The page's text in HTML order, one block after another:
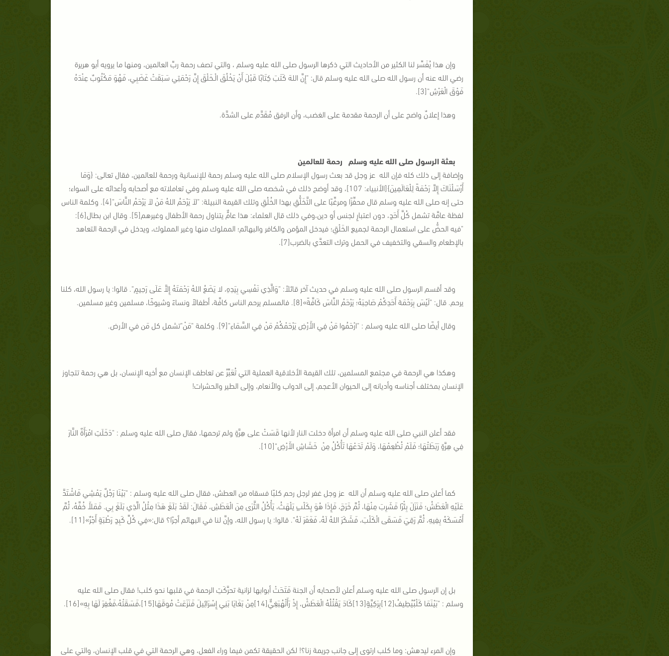
وإن هذا يُفَسِّر لنا الكثير من الأحاديث التي ذكرها الرسول صلى الله عليه وسلم ، والتي تصف رحمة ربِّ العالمين، ومنها ما يرويه أبو هريرة
رضي الله عنه أن رسول الله صلى الله عليه وسلم قال: "إِنَّ اللهَ كَتَبَ كِتَابًا قَبْلَ أَنْ يَخْلُقَ الْـخَلْقَ ‏إِنَّ رَحْمَتِي سَبَقَتْ غَضَبِي، فَهُوَ مَكْتُوبٌ عِنْدَهُ
فَوْقَ الْعَرْشِ"[3].
وهذا إعلانٌ واضح على أن الرحمة مقدمة على الغضب، وأن الرفق مُقَدَّم على الشدَّة.
بعثة الرسول صلى الله عليه وسلم رحمة للعالمين
وإضافة إلى ذلك كله فإن الله عز وجل قد بعث رسول الإسلام صلى الله عليه وسلم رحمة للإنسانية ورحمة للعالمين، فقال تعالى: {وَمَا
أَرْسَلْنَاكَ إِلاَّ رَحْمَةً لِلْعَالَمِينَ}[الأنبياء: 107]، وقد أوضح ذلك في شخصه صلى الله عليه وسلم وفي تعاملاته مع أصحابه وأعدائه على السواء؛
حتى إنه صلى الله عليه وسلم قال محفِّزًا ومرغِّبًا على التَّخَلُّقِ بهذا الخُلُقِ وتلك القيمة النبيلة: "لاَ يَرْحَمُ اللهُ مَنْ لاَ يَرْحَمُ النَّاسَ"[4]. وكلمة الناس
لفظة عامَّة تشمل كُلَّ أَحَدٍ، دون اعتبارٍ لجنس أو دين،وفي ذلك قال العلماء: هذا عامٌّ يتناول رحمة الأطفال وغيرهم[5]. وقال ابن بطال[6]:
"فيه الحضُّ على استعمال الرحمة لجميع الخَلْقِ؛ فيدخل المؤمن والكافر والبهائم؛ المملوك منها وغير المملوك، ويدخل في الرحمة التعاهد
بالإطعام والسقي والتخفيف في الحمل وترك التعدَّي بالضرب[7].
وقد أقسم الرسول صلى الله عليه وسلم في حديث آخر قائلاً: "وَالَّذِي نَفْسِي بِيَدِهِ، لا يَضَعُ اللهُ رَحْمَتَهُ إِلاَّ عَلَى رَحِيمٍ". قالوا: يا رسول الله، كلنا
يرحم. قال: "لَيْسَ بِرَحْمَة أَحَدِكُمْ صَاحِبَهُ؛ يَرْحَمُ النَّاسَ كَافَّةً»[8]. فالمسلم يرحم الناس كافَّة، أطفالاً ونساءً وشيوخًا، مسلمين وغير مسلمين.
وقال أيضًا صلى الله عليه وسلم : "ارْحَمُوا مَنْ فِي الأَرْضِ يَرْحَمْكُمْ مَنْ فِي السَّمَاءِ"[9]. وكلمة "مَنْ"تشمل كل مَن في الأرض.
وهكذا هي الرحمة في مجتمع المسلمين، تلك القيمة الأخلاقية العملية التي تُعَبِّرُ عن تعاطف الإنسان مع أخيه الإنسان، بل هي رحمة تتجاوز
الإنسان بمختلف أجناسه وأديانه إلى الحيوان الأعجم، إلى الدواب والأنعام، وإلى الطير والحشرات!
فقد أعلن النبي صلى الله عليه وسلم أن امرأة دخلت النار لأنها قَسَتْ على هِرَّةٍ ولم ترحمها، فقال صلى الله عليه وسلم : "دَخَلَتِ امْرَأَةٌ النَّارَ
فِي هِرَّةٍ رَبَطَتْهَا؛ فَلَمْ تُطْعِمْهَا، وَلَمْ تَدَعْهَا تَأْكُلُ مِنْ ‏ ‏خَشَاشِ ‏‏الأَرْضِ"[10].
كما أعلن صلى الله عليه وسلم أن الله عز وجل غفر لرجل رحم كلبًا فسقاه من العطش، فقال صلى الله عليه وسلم : "بَيْنَا رَجُلٌ يَمْشِي فَاشْتَدَّ
عَلَيْهِ الْعَطَشُ؛ فَنَزَلَ بِئْرًا فَشَرِبَ مِنْهَا، ثُمَّ خَرَجَ، فَإِذَا هُوَ بِكَلْبٍ يَلْهَثُ، يَأْكُلُ ‏‏الثَّرَى ‏مِنَ الْعَطَشِ، فَقَالَ: لَقَدْ بَلَغَ هَذَا مِثْلُ الَّذِي بَلَغَ بِي. فَمَلأَ خُفَّهُ، ثُمَّ
أَمْسَكَهُ بِفِيهِ، ثُمَّ رَقِيَ فَسَقَى الْكَلْبَ، فَشَكَرَ اللهُ لَهُ، فَغَفَرَ لَهُ". قالوا: يا رسول الله، وإنَّ لنا في البهائم أجرًا؟ قال:«فِي كُلِّ كَبِدٍ رَطْبَةٍ أَجْرٌ»[11].
بل إن الرسول صلى الله عليه وسلم أعلن لأصحابه أن الجنة فَتَحَتْ أبوابها لزانية تحرَّكَتِ الرحمة في قلبها نحو كلب! فقال صلى الله عليه
وسلم : "بَيْنَمَا كَلْبٌ‏يُطِيفُ[12]بِرَكِيَّةٍ[13]كَادَ يَقْتُلُهُ الْعَطَشُ، إِذْ رَأَتْهُبَغِيٌّ[14]مِنْ بَغَايَا‏ ‏بَنِي إِسْرَائِيلَ‏ ‏فَنَزَعَتْ مُوقَهَا[15]،فَسَقَتْهُ،فَغُفِرَ لَهَا بِهِ»[16].
وإن المرء ليدهش: وما كلب ارتوى إلى جانب جريمة زنا؟! لكن الحقيقة تكمن فيما وراء الفعل، وهي الرحمة التي في قلب الإنسان، والتي على